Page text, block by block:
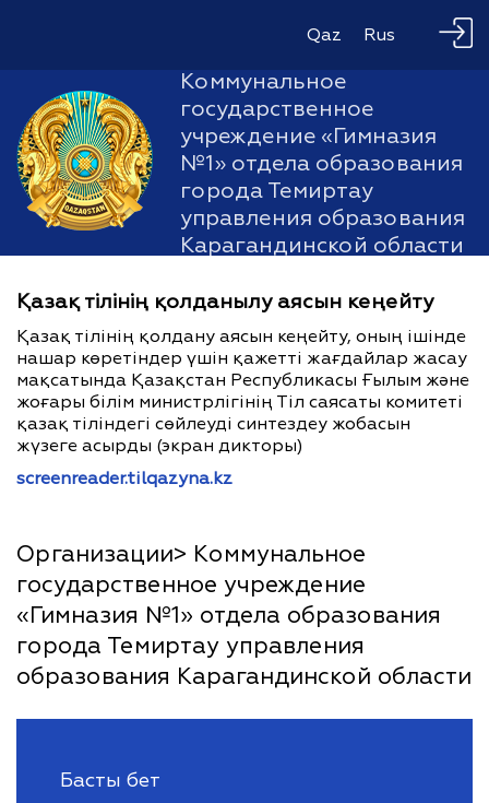
Qaz Rus
Коммунальное
государственное
учреждение «Гимназия
№1» отдела образования
города Темиртау
управления образования
Карагандинской области
Қазақ тілінің қолданылу аясын кеңейту
Қазақ тілінің қолдану аясын кеңейту, оның ішінде
нашар көретіндер үшін қажетті жағдайлар жасау
мақсатында Қазақстан Республикасы Ғылым және
жоғары білім министрлігінің Тіл саясаты комитеті
қазақ тіліндегі сөйлеуді синтездеу жобасын
жүзеге асырды (экран дикторы)
screenreader.tilqazyna.kz
Организации> Коммунальное
государственное учреждение
«Гимназия №1» отдела образования
города Темиртау управления
образования Карагандинской области
Басты бет